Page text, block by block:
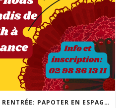
NOUVEAUTÉ POUR LA RENTRÉE: PAPOTER EN ESPAGNOL! POUR TOUS LES NIVEAUX, LES LUNDIS DE 14H À 16H! INSCRIPTION ET INFO : 02 98 86 13 11